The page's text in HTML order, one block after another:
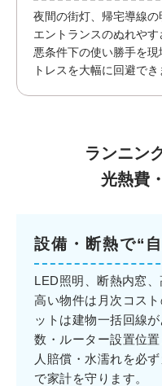
夜間の街灯、帰宅導線の
エントランスのぬれやす
悪条件下の使い勝手を
トレスを大幅に回避でき
ランニン
光熱費
設備・断熱で“
LED照明、断熱内窓
高い物件は月次コス
ットは建物一括回線
数・ルーター設置位
人賠償・水濡れを必
で家計を守ります。